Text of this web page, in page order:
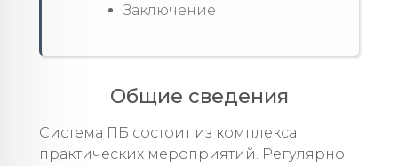
Заключение
Общие сведения
Система ПБ состоит из комплекса
практических мероприятий. Регулярно